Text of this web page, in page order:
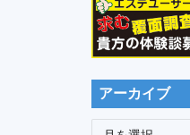
アーカイブ
ア